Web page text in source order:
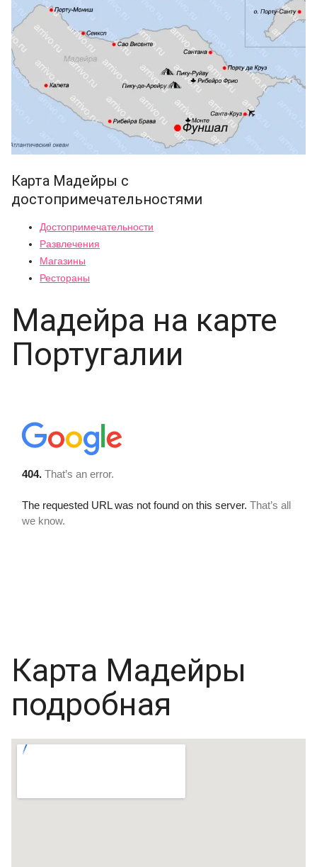
Карта Мадейры с
достопримечательностями
Достопримечательности
Развлечения
Магазины
Рестораны
Мадейра на карте
Португалии
Карта Мадейры
подробная